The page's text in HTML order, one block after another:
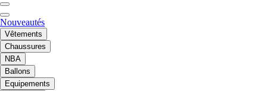
Nouveautés
Vêtements
Chaussures
NBA
Ballons
Equipements